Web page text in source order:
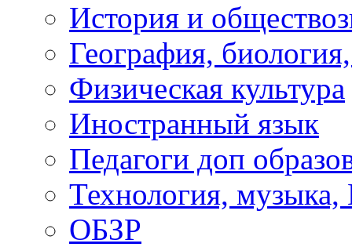
История и
География,
Физическая культура
Иностранный язык
Педагоги доп
Технология,
ОБЗР